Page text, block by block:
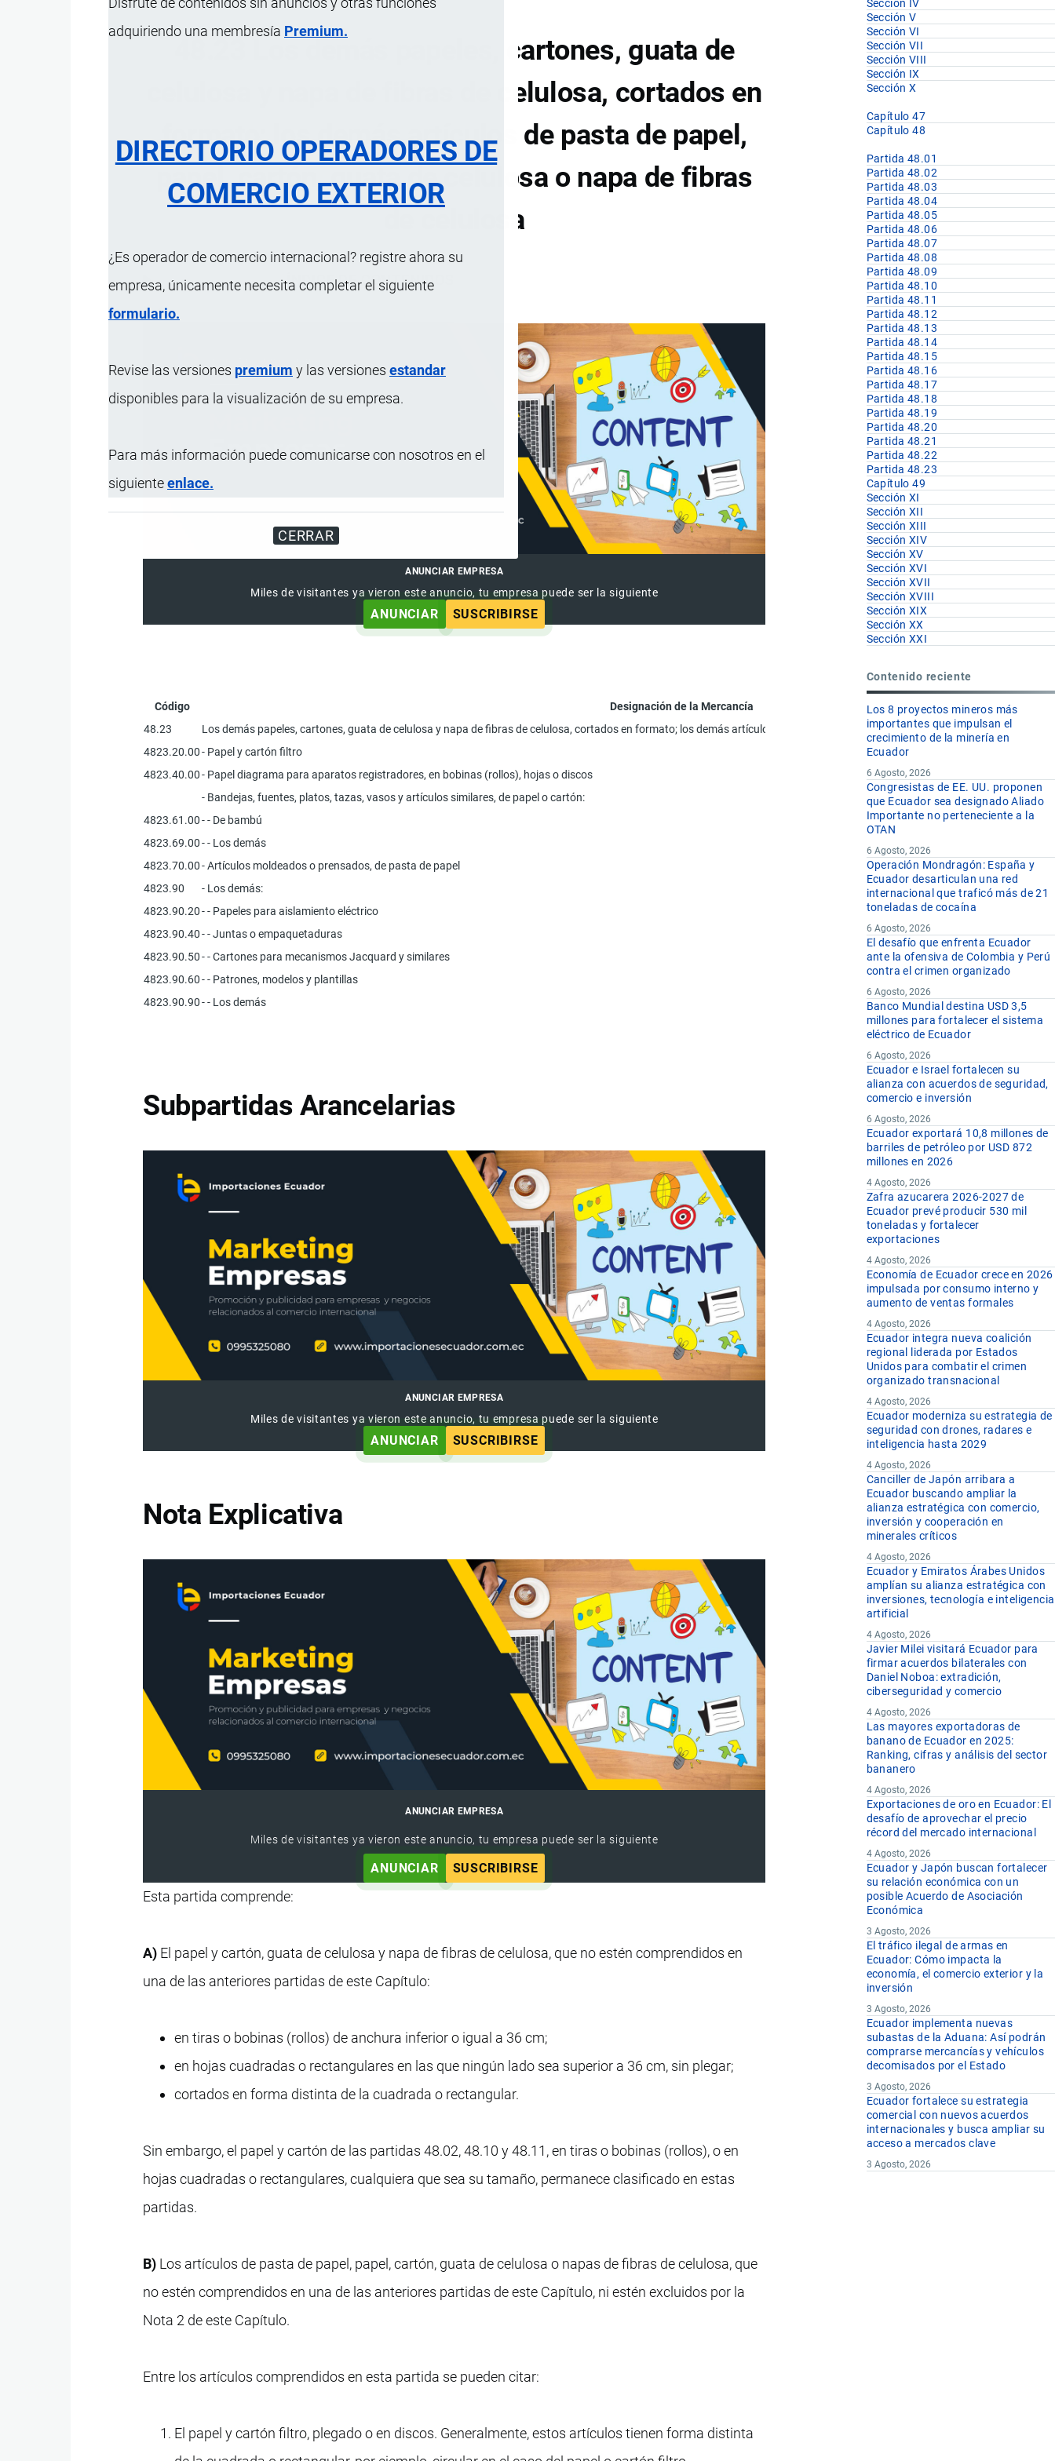
adquiriendo una membresía Premium.
DIRECTORIO OPERADORES DE
COMERCIO EXTERIOR
¿Es operador de comercio internacional? registre ahora su
empresa, únicamente necesita completar el siguiente
formulario.
Revise las versiones premium y las versiones estandar
disponibles para la visualización de su empresa.
Para más información puede comunicarse con nosotros en el
siguienteenlace.
CERRAR
48.23 Los demás papeles, cartones, guata de
celulosa y napa de fibras de celulosa, cortados en
formato; los demás artículos de pasta de papel,
papel, cartón, guata de celulosa o napa de fibras
de celulosa
ÍNDICE DE CONTENIDOS
ANUNCIAR EMPRESA
Miles de visitantes ya vieron este anuncio, tu empresa puede ser la siguiente
ANUNCIAR SUSCRIBIRSE
Código
Designación de la Mercancía
48.23
Los demás papeles, cartones, guata de celulosa y napa de fibras de celulosa, cortados en formato; los demás artículos de pasta de papel, papel, cartón, guata de celulosa o
4823.20.00- Papel y cartón filtro
4823.40.00- Papel diagrama para aparatos registradores, en bobinas (rollos), hojas o discos
- Bandejas, fuentes, platos, tazas, vasos y artículos similares, de papel o cartón:
4823.61.00- - De bambú
4823.69.00- - Los demás
4823.70.00- Artículos moldeados o prensados, de pasta de papel
4823.90
- Los demás:
4823.90.20- - Papeles para aislamiento eléctrico
4823.90.40- - Juntas o empaquetaduras
4823.90.50- - Cartones para mecanismos Jacquard y similares
4823.90.60- - Patrones, modelos y plantillas
4823.90.90- - Los demás
Subpartidas Arancelarias
ANUNCIAR EMPRESA
Miles de visitantes ya vieron este anuncio, tu empresa puede ser la siguiente
ANUNCIAR SUSCRIBIRSE
Nota Explicativa
ANUNCIAR EMPRESA
Miles de visitantes ya vieron este anuncio, tu empresa puede ser la siguiente
ANUNCIAR SUSCRIBIRSE
Esta partida comprende:
A) El papel y cartón, guata de celulosa y napa de fibras de celulosa, que no estén comprendidos en
una de las anteriores partidas de este Capítulo:
en tiras o bobinas (rollos) de anchura inferior o igual a 36 cm;
en hojas cuadradas o rectangulares en las que ningún lado sea superior a 36 cm, sin plegar;
cortados en forma distinta de la cuadrada o rectangular.
Sin embargo, el papel y cartón de las partidas 48.02, 48.10 y 48.11, en tiras o bobinas (rollos), o en
hojas cuadradas o rectangulares, cualquiera que sea su tamaño, permanece clasificado en estas
partidas.
B) Los artículos de pasta de papel, papel, cartón, guata de celulosa o napas de fibras de celulosa, que
no estén comprendidos en una de las anteriores partidas de este Capítulo, ni estén excluidos por la
Nota 2 de este Capítulo.
Entre los artículos comprendidos en esta partida se pueden citar:
El papel y cartón filtro, plegado o en discos. Generalmente, estos artículos tienen forma distinta
Sección IV
Sección V
Sección VI
Sección VII
Sección VIII
Sección IX
Sección X
Capítulo 47
Capítulo 48
Partida 48.01
Partida 48.02
Partida 48.03
Partida 48.04
Partida 48.05
Partida 48.06
Partida 48.07
Partida 48.08
Partida 48.09
Partida 48.10
Partida 48.11
Partida 48.12
Partida 48.13
Partida 48.14
Partida 48.15
Partida 48.16
Partida 48.17
Partida 48.18
Partida 48.19
Partida 48.20
Partida 48.21
Partida 48.22
Partida 48.23
Capítulo 49
Sección XI
Sección XII
Sección XIII
Sección XIV
Sección XV
Sección XVI
Sección XVII
Sección XVIII
Sección XIX
Sección XX
Sección XXI
Contenido reciente
Los 8 proyectos mineros más
importantes que impulsan el
crecimiento de la minería en
Ecuador
6 Agosto, 2026
Congresistas de EE. UU. proponen
que Ecuador sea designado Aliado
Importante no perteneciente a la
OTAN
6 Agosto, 2026
Operación Mondragón: España y
Ecuador desarticulan una red
internacional que traficó más de 21
toneladas de cocaína
6 Agosto, 2026
El desafío que enfrenta Ecuador
ante la ofensiva de Colombia y Perú
contra el crimen organizado
6 Agosto, 2026
Banco Mundial destina USD 3,5
millones para fortalecer el sistema
eléctrico de Ecuador
6 Agosto, 2026
Ecuador e Israel fortalecen su
alianza con acuerdos de seguridad,
comercio e inversión
6 Agosto, 2026
Ecuador exportará 10,8 millones de
barriles de petróleo por USD 872
millones en 2026
4 Agosto, 2026
Zafra azucarera 2026-2027 de
Ecuador prevé producir 530 mil
toneladas y fortalecer
exportaciones
4 Agosto, 2026
Economía de Ecuador crece en 2026
impulsada por consumo interno y
aumento de ventas formales
4 Agosto, 2026
Ecuador integra nueva coalición
regional liderada por Estados
Unidos para combatir el crimen
organizado transnacional
4 Agosto, 2026
Ecuador moderniza su estrategia de
seguridad con drones, radares e
inteligencia hasta 2029
4 Agosto, 2026
Canciller de Japón arribara a
Ecuador buscando ampliar la
alianza estratégica con comercio,
inversión y cooperación en
minerales críticos
4 Agosto, 2026
Ecuador y Emiratos Árabes Unidos
amplían su alianza estratégica con
inversiones, tecnología e inteligencia
artificial
4 Agosto, 2026
Javier Milei visitará Ecuador para
firmar acuerdos bilaterales con
Daniel Noboa: extradición,
ciberseguridad y comercio
4 Agosto, 2026
Las mayores exportadoras de
banano de Ecuador en 2025:
Ranking, cifras y análisis del sector
bananero
4 Agosto, 2026
Exportaciones de oro en Ecuador: El
desafío de aprovechar el precio
récord del mercado internacional
4 Agosto, 2026
Ecuador y Japón buscan fortalecer
su relación económica con un
posible Acuerdo de Asociación
Económica
3 Agosto, 2026
El tráfico ilegal de armas en
Ecuador: Cómo impacta la
economía, el comercio exterior y la
inversión
3 Agosto, 2026
Ecuador implementa nuevas
subastas de la Aduana: Así podrán
comprarse mercancías y vehículos
decomisados por el Estado
3 Agosto, 2026
Ecuador fortalece su estrategia
comercial con nuevos acuerdos
internacionales y busca ampliar su
acceso a mercados clave
3 Agosto, 2026